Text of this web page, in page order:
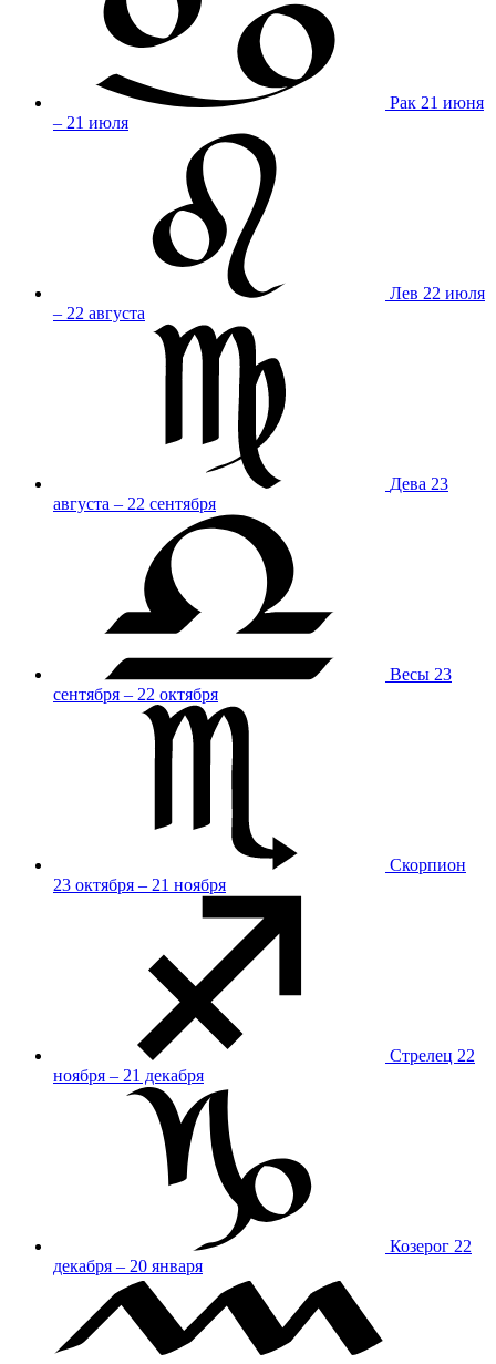
Рак 21 июня
– 21 июля
Лев 22 июля
– 22 августа
Дева 23
августа – 22 сентября
Весы 23
сентября – 22 октября
Скорпион
23 октября – 21 ноября
Стрелец 22
ноября – 21 декабря
Козерог 22
декабря – 20 января